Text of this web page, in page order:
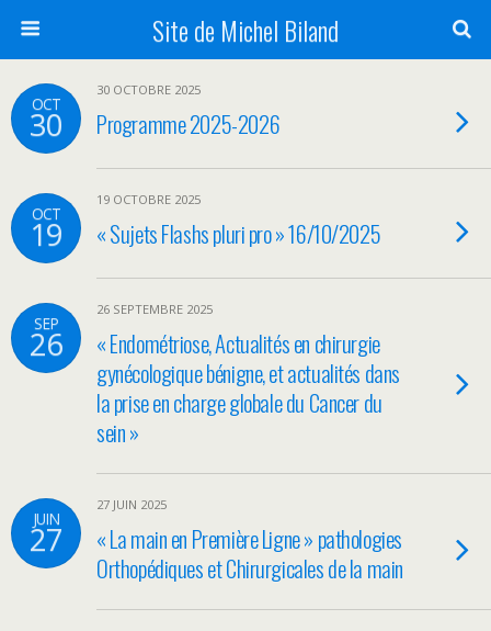
Site de Michel Biland
OCT
30
30 OCTOBRE 2025
Programme 2025-2026
OCT
19
19 OCTOBRE 2025
« Sujets Flashs pluri pro » 16/10/2025
SEP
26
26 SEPTEMBRE 2025
« Endométriose, Actualités en chirurgie
gynécologique bénigne, et actualités dans
la prise en charge globale du Cancer du
sein »
JUIN
27
27 JUIN 2025
« La main en Première Ligne » pathologies
Orthopédiques et Chirurgicales de la main